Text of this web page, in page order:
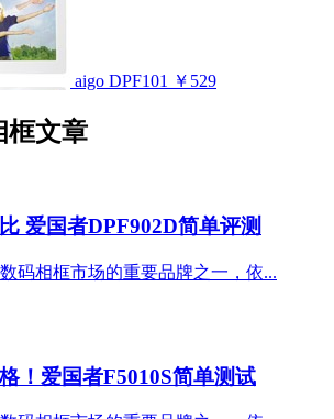
aigo DPF101 ￥529
框文章
爱国者DPF902D简单评测
码相框市场的重要品牌之一，依...
！爱国者F5010S简单测试